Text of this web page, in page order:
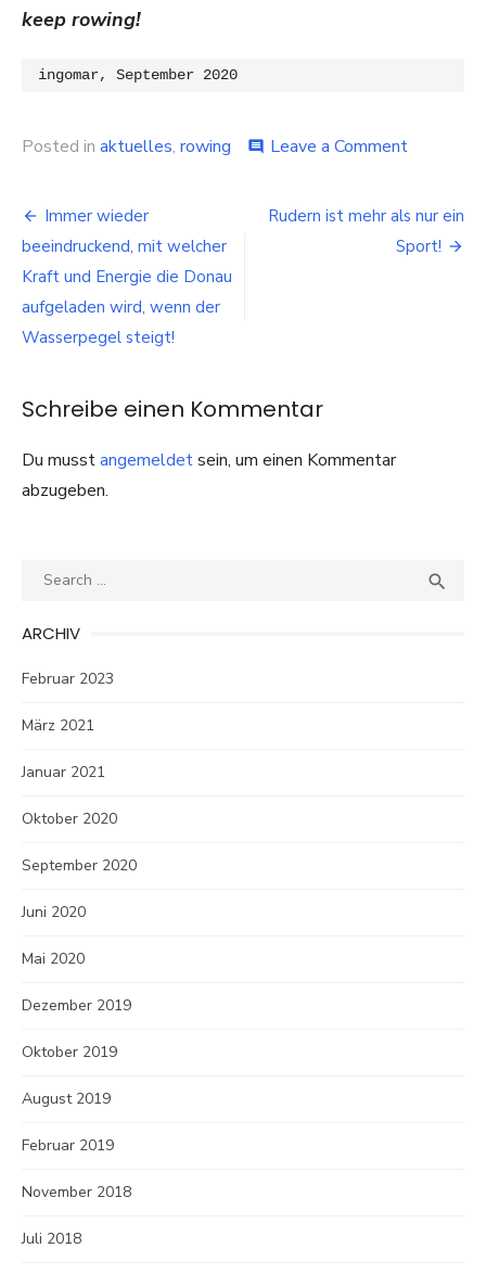
keep rowing!
ingomar, September 2020
Posted in aktuelles, rowing comment Leave a Commenton
Achter
or
Beitragsnavigation
Immer wieder
beeindruckend, mit welcher
Kraft und Energie die Donau
aufgeladen wird, wenn der
Wasserpegel steigt!
Rudern ist mehr als nur ein
Sport!
Schreibe einen Kommentar
Du musstangemeldetsein, um einen Kommentar
abzugeben.
Search

ARCHIV
Februar 2023
März 2021
Januar 2021
Oktober 2020
September 2020
Juni 2020
Mai 2020
Dezember 2019
Oktober 2019
August 2019
Februar 2019
November 2018
Juli 2018